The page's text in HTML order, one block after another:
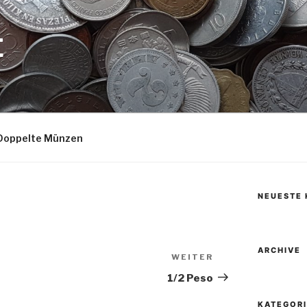
Münzen
Beitrag
WEITER
1/2 Peso
NEUESTE
ARCHIVE